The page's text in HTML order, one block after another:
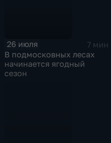
26 июля
7 мин
В подмосковных лесах
начинается ягодный
сезон